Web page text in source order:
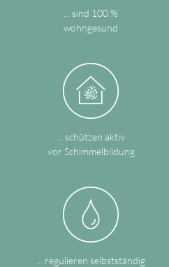
... sind 100 %
wohngesund
... schützen aktiv
vor Schimmelbildung
... regulieren selbstständig